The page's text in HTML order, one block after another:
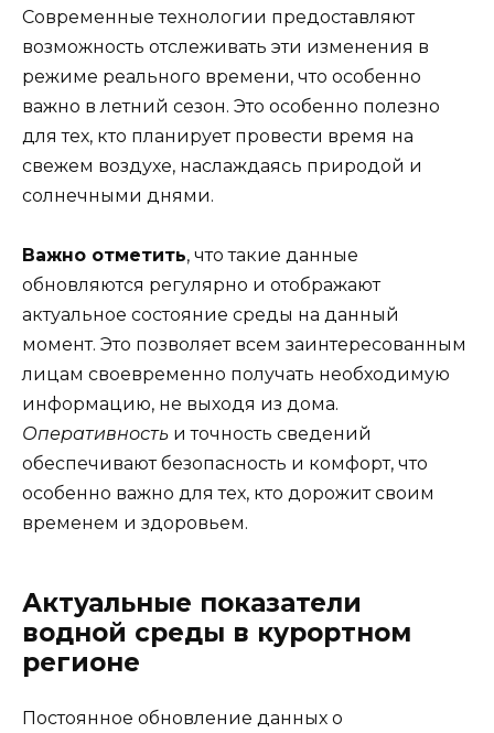
Современные технологии предоставляют
возможность отслеживать эти изменения в
режиме реального времени, что особенно
важно в летний сезон. Это особенно полезно
для тех, кто планирует провести время на
свежем воздухе, наслаждаясь природой и
солнечными днями.
Важно отметить, что такие данные
обновляются регулярно и отображают
актуальное состояние среды на данный
момент. Это позволяет всем заинтересованным
лицам своевременно получать необходимую
информацию, не выходя из дома.
Оперативность и точность сведений
обеспечивают безопасность и комфорт, что
особенно важно для тех, кто дорожит своим
временем и здоровьем.
Актуальные показатели
водной среды в курортном
регионе
Постоянное обновление данных о